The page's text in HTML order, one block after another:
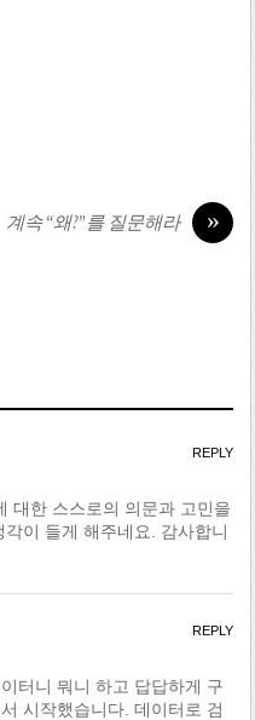
»
계속 “왜?”를 질문해라
대한 스스로의 의문과 고민을
이 들게 해주네요. 감사합니
REPLY
터니 뭐니 하고 답답하게 구
시작했습니다. 데이터로 검
REPLY